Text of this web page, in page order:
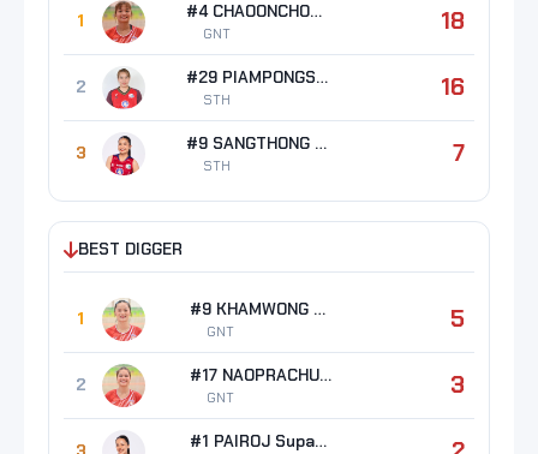
1 #4 CHAOONCHOM Ratchada
GNT 18
2 #29 PIAMPONGSAN Gullapa
STH 16
3 #9 SANGTHONG Kanokporn
STH 7
BEST DIGGER
1 #9 KHAMWONG Kalyarat
GNT 5
2 #17 NAOPRACHUN Jiratcha
GNT 3
#1 PAIROJ Supattra